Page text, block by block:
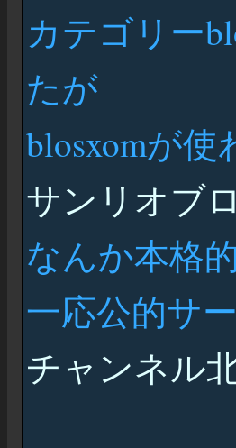
カテゴリー
たが
blosxomが
サンリオブ
なんか本格的
一応公的サ
チャンネル